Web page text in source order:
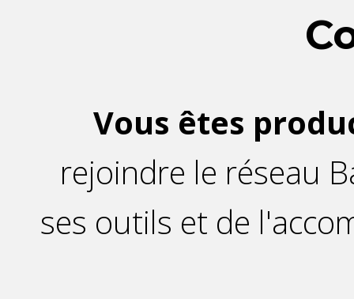
Vous êtes
rejoindre le réseau
ses outils et de